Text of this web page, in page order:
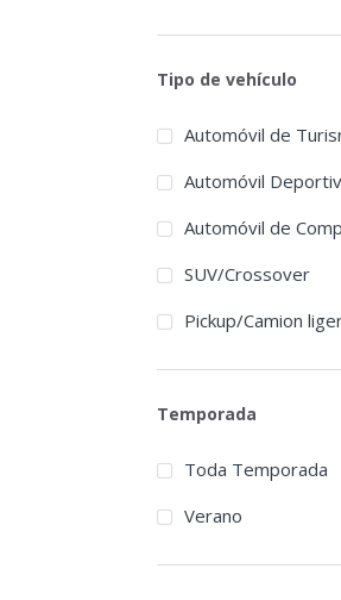
Tipo de vehículo
Automóvil de
Automóvil
Automóvil de
SUV/Crossover
Pickup/Camion
Temporada
Toda Temporada
Verano